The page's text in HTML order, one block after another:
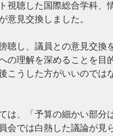
視聴した国際総合学科、
意見交換しました。
聴し、議員との意見交換
の理解を深めることを目
こうした方がいいのでは
は、「予算の細かい部分
会では白熱した議論が見